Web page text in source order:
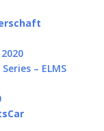
– ELMS